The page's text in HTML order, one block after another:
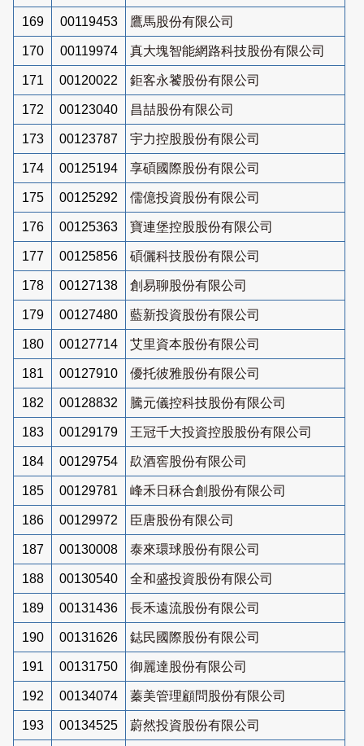
169 00119453 鷹馬股份有限公司
170 00119974 真大塊智能網路科技股份有限公司
171 00120022 鉅客永饕股份有限公司
172 00123040 昌喆股份有限公司
173 00123787 宇力控股股份有限公司
174 00125194 享碩國際股份有限公司
175 00125292 儒億投資股份有限公司
176 00125363 寶連堡控股股份有限公司
177 00125856 碩儷科技股份有限公司
178 00127138 創易聊股份有限公司
179 00127480 藍新投資股份有限公司
180 00127714 艾里資本股份有限公司
181 00127910 優托彼雅股份有限公司
182 00128832 騰元儀控科技股份有限公司
183 00129179 王冠千大投資控股股份有限公司
184 00129754 镹酒窖股份有限公司
185 00129781 峰禾日秝合創股份有限公司
186 00129972 臣唐股份有限公司
187 00130008 泰來環球股份有限公司
188 00130540 全和盛投資股份有限公司
189 00131436 長禾遠流股份有限公司
190 00131626 鋕民國際股份有限公司
191 00131750 御麗達股份有限公司
192 00134074 蓁美管理顧問股份有限公司
193 00134525 蔚然投資股份有限公司